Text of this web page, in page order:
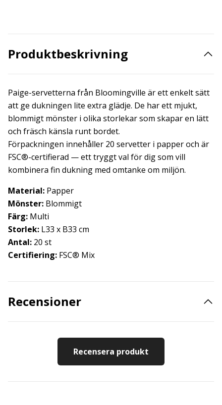
Produktbeskrivning
Paige-servetterna från Bloomingville är ett enkelt sätt
att ge dukningen lite extra glädje. De har ett mjukt,
blommigt mönster i olika storlekar som skapar en lätt
och fräsch känsla runt bordet.
Förpackningen innehåller 20 servetter i papper och är
FSC®-certifierad — ett tryggt val för dig som vill
kombinera fin dukning med omtanke om miljön.
Material: Papper
Mönster: Blommigt
Färg: Multi
Storlek: L33 x B33 cm
Antal: 20 st
Certifiering: FSC® Mix
Recensioner
Recensera produkt